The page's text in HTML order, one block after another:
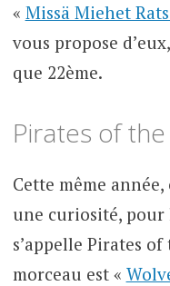
« Missä Miehet
vous propose
que 22ème.
Pirates of the
Cette même
une curiosité,
s’appelle Pirates
morceau est «